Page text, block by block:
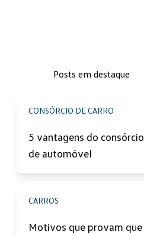
Posts em destaque
CONSÓRCIO DE CARRO
5 vantagens do consórcio
de automóvel
CARROS
Motivos que provam que